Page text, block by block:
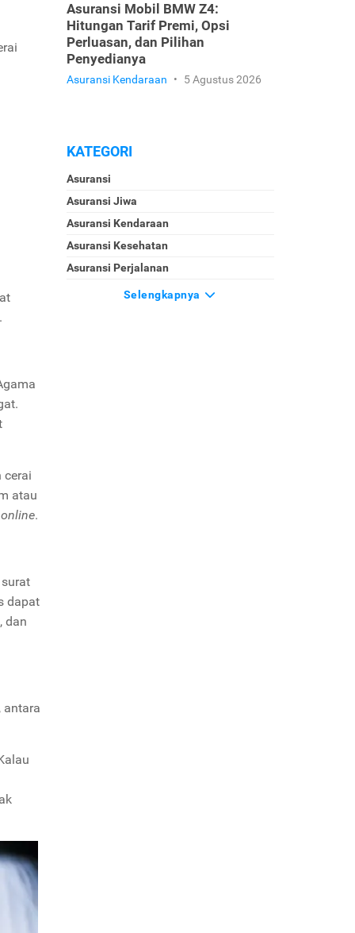
cerai
atau
online.
dapat
dan
antara
Asuransi Mobil BMW Z4:
Hitungan Tarif Premi, Opsi
Perluasan, dan Pilihan
Penyedianya
Asuransi Kendaraan • 5 Agustus 2026
KATEGORI
Asuransi
Asuransi Jiwa
Asuransi Kendaraan
Asuransi Kesehatan
Asuransi Perjalanan
Selengkapnya